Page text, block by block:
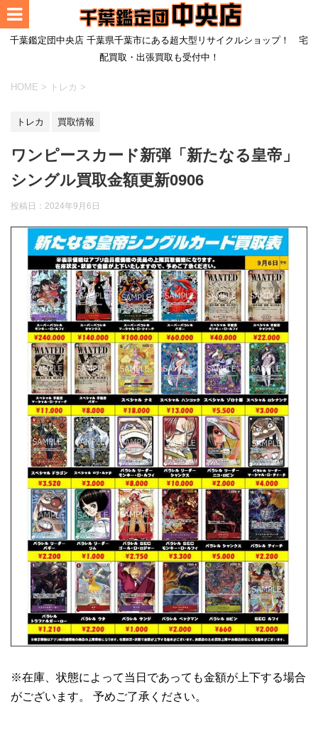
千葉鑑定団中央店 千葉県千葉市にある超大型リサイクルショップ！ 宅
配買取・出張買取も受付中！
HOME > トレカ >
トレカ 買取情報
ワンピースカード新弾「新たなる皇帝」
シングル買取金額更新0906
投稿日：2024年9月6日
※在庫、状態によって当日であっても金額が上下する場合
がございます。 予めご了承ください。